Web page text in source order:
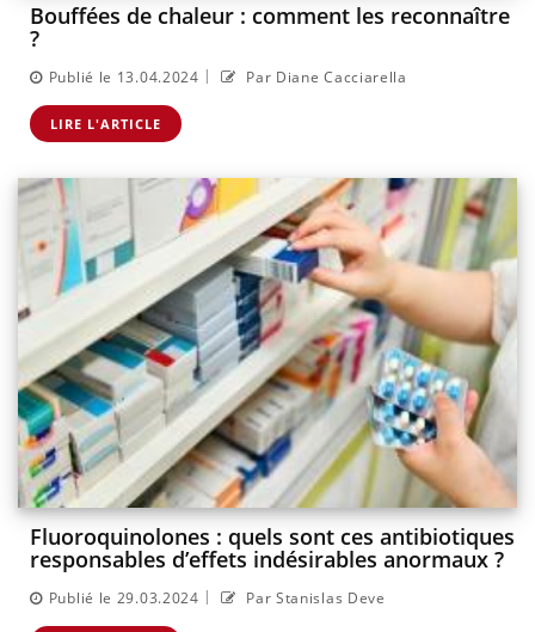
Bouffées de chaleur : comment les reconnaître
?
Publié le 13.04.2024 | Par Diane Cacciarella
LIRE L'ARTICLE
Fluoroquinolones : quels sont ces antibiotiques
responsables d’effets indésirables anormaux ?
Publié le 29.03.2024 | Par Stanislas Deve